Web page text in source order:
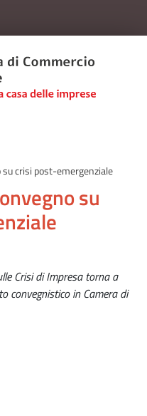
su crisi post-emergenziale
su
Crisi di Impresa torna a
convegnistico in Camera di